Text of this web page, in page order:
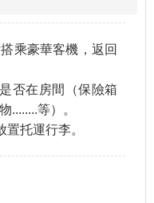
乘豪華客機，返回
否在房間（保險箱
........等）。
托運行李。